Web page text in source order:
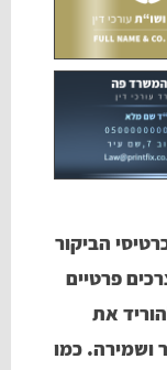
הביקור
פרטיים
את
ושמירה. כמו